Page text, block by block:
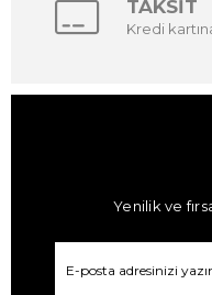
TAKSİT
Kredi
Yenilik ve